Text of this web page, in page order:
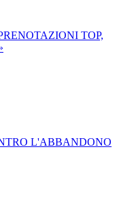
TOP,
L'ABBANDONO